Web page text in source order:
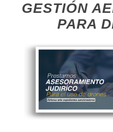
GESTIÓN
PARA